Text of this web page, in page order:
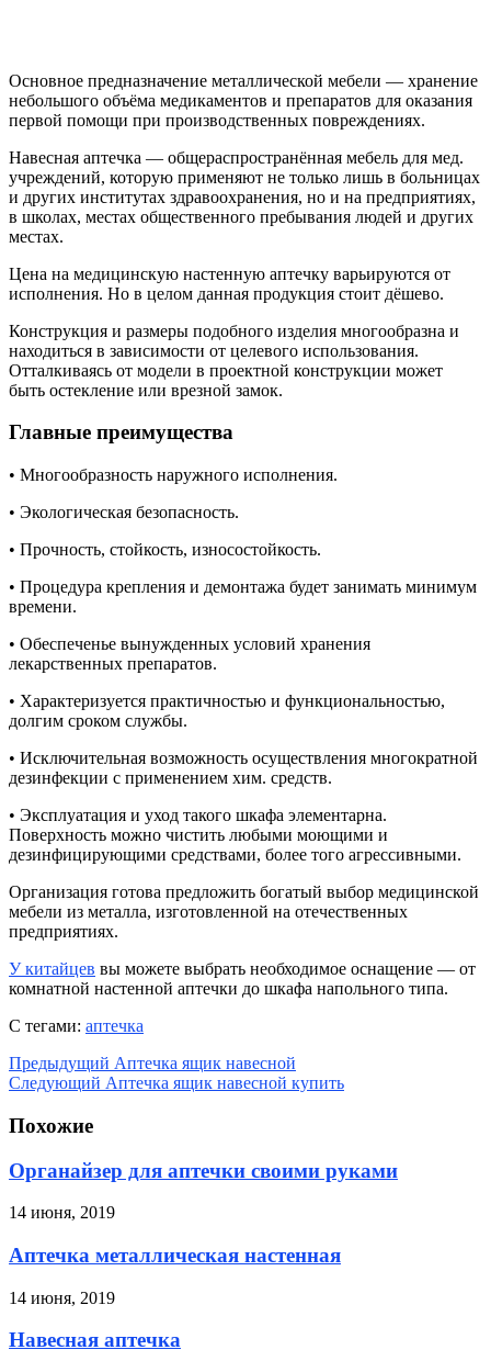
Основное предназначение металлической мебели — хранение
небольшого объёма медикаментов и препаратов для оказания
первой помощи при производственных повреждениях.
Навесная аптечка — общераспространённая мебель для мед.
учреждений, которую применяют не только лишь в больницах
и других институтах здравоохранения, но и на предприятиях,
в школах, местах общественного пребывания людей и других
местах.
Цена на медицинскую настенную аптечку варьируются от
исполнения. Но в целом данная продукция стоит дёшево.
Конструкция и размеры подобного изделия многообразна и
находиться в зависимости от целевого использования.
Отталкиваясь от модели в проектной конструкции может
быть остекление или врезной замок.
Главные преимущества
• Многообразность наружного исполнения.
• Экологическая безопасность.
• Прочность, стойкость, износостойкость.
• Процедура крепления и демонтажа будет занимать минимум
времени.
• Обеспеченье вынужденных условий хранения
лекарственных препаратов.
• Характеризуется практичностью и функциональностью,
долгим сроком службы.
• Исключительная возможность осуществления многократной
дезинфекции с применением хим. средств.
• Эксплуатация и уход такого шкафа элементарна.
Поверхность можно чистить любыми моющими и
дезинфицирующими средствами, более того агрессивными.
Организация готова предложить богатый выбор медицинской
мебели из металла, изготовленной на отечественных
предприятиях.
У китайцев вы можете выбрать необходимое оснащение — от
комнатной настенной аптечки до шкафа напольного типа.
С тегами: аптечка
Предыдущий Аптечка ящик навесной
Следующий Аптечка ящик навесной купить
Похожие
Органайзер для аптечки своими руками
14 июня, 2019
Аптечка металлическая настенная
14 июня, 2019
Навесная аптечка